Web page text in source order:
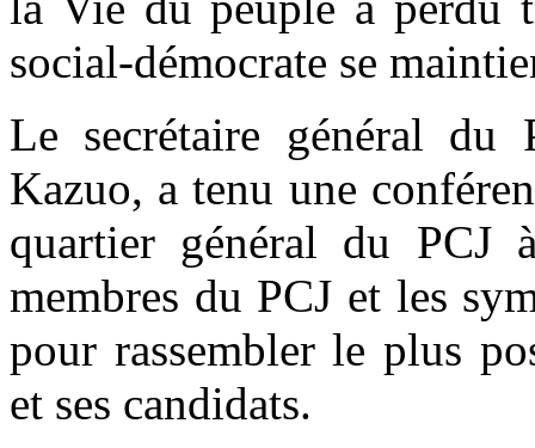
social-démocrate se
Le secrétaire général du
Kazuo, a tenu une
quartier général du PCJ
membres du PCJ et les
pour rassembler le plus
et ses candidats.